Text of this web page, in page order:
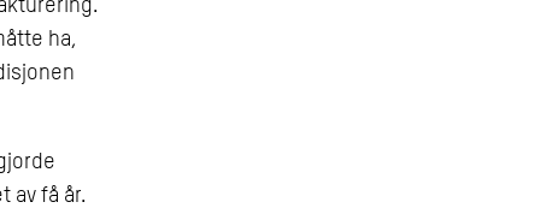
ha,
av få år.